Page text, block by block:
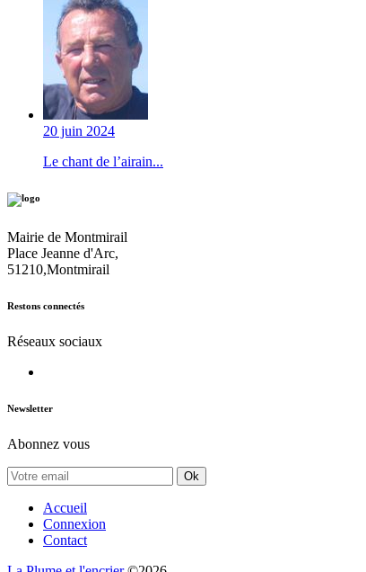
20 juin 2024
Le chant de l’airain...
Mairie de Montmirail
Place Jeanne d'Arc,
51210,Montmirail
Restons connectés
Réseaux sociaux
Newsletter
Abonnez vous
Ok
Accueil
Connexion
Contact